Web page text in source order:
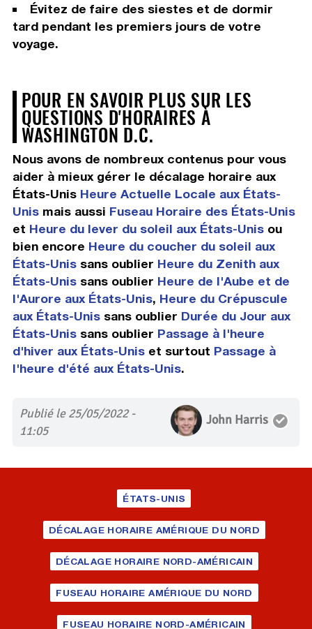
Évitez de faire des siestes et de dormir
tard pendant les premiers jours de votre
voyage.
POUR EN SAVOIR PLUS SUR LES
QUESTIONS D'HORAIRES À
WASHINGTON D.C.
Nous avons de nombreux contenus pour vous
aider à mieux gérer le décalage horaire aux
États-Unis Heure Actuelle Locale aux États-
Unismais aussi Fuseau Horaire des États-Unis
et Heure du lever du soleil aux États-Unisou
bien encore Heure du coucher du soleil aux
États-Unissans oublier Heure du Zenith aux
États-Unissans oublier Heure de l'Aube et de
l'Aurore aux États-Unis, Heure du Crépuscule
aux États-Unissans oublier Durée du Jour aux
États-Unissans oublier Passage à l'heure
d'hiver aux États-Uniset surtout Passage à
l'heure d'été aux États-Unis.
Publié le 25/05/2022 -
11:05
John Harris
ÉTATS-UNIS
DÉCALAGE HORAIRE AMÉRIQUE DU NORD
DÉCALAGE HORAIRE NORD-AMÉRICAIN
FUSEAU HORAIRE AMÉRIQUE DU NORD
FUSEAU HORAIRE NORD-AMÉRICAIN